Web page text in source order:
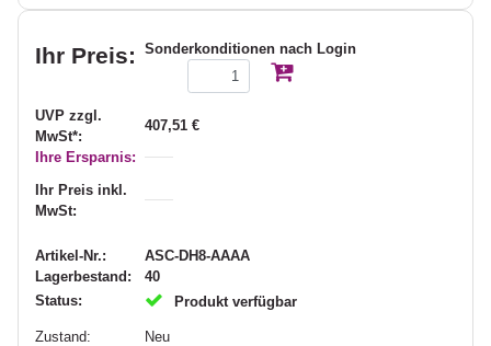
Ihr Preis: Sonderkonditionen nach Login
UVP zzgl.
MwSt*:
407,51 €
Ihre Ersparnis:
Ihr Preis inkl.
MwSt:
Artikel-Nr.:
ASC-DH8-AAAA
Lagerbestand:
40
Status:
Produkt verfügbar
Zustand:
Neu